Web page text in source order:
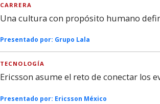
CARRERA
Una cultura con propósito humano
Presentado por: Grupo Lala
TECNOLOGÍA
Ericsson asume el reto de conectar los
Presentado por: Ericsson México